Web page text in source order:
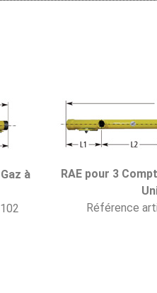
à
RAE pour 3
Référence